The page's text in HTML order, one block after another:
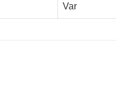
Var